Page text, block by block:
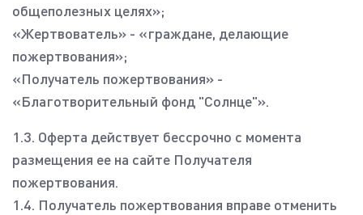
общеполезных целях»;
«Жертвователь» - «граждане, делающие
пожертвования»;
«Получатель пожертвования» -
«Благотворительный фонд "Солнце"».
1.3. Оферта действует бессрочно с момента
размещения ее на сайте Получателя
пожертвования.
1.4. Получатель пожертвования вправе отменить